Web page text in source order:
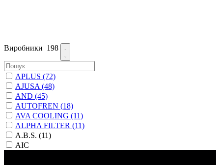
Виробники 198
APLUS (72)
AJUSA(48)
AND (45)
AUTOFREN (18)
AVA COOLING (11)
ALPHA FILTER (11)
A.B.S. (11)
AIC